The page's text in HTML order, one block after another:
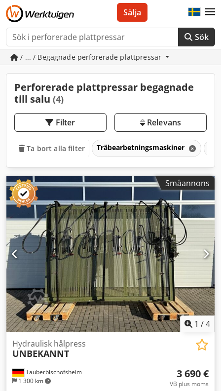
Sök
Sälja
/ ... / Begagnade perforerade plattpressar
Perforerade plattpressar begagnade
till salu (4)
Filter Relevans
Ta bort alla filter Träbearbetningsmaskiner
Småannons
1 /4
Tauberbischofsheim
1 300 km
Hydraulisk hålpress
UNBEKANNT
3 690 €
VB plus moms